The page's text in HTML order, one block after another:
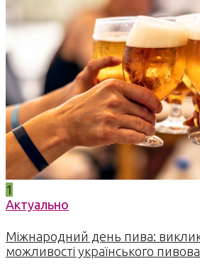
1
Актуально
Міжнародний день пива:
можливості українського